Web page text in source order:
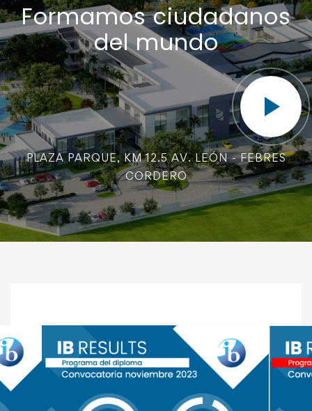
Formamos ciudadanos
del mundo
PLAZA PARQUE, KM 12.5 AV. LEÓN - FEBRES
CORDERO